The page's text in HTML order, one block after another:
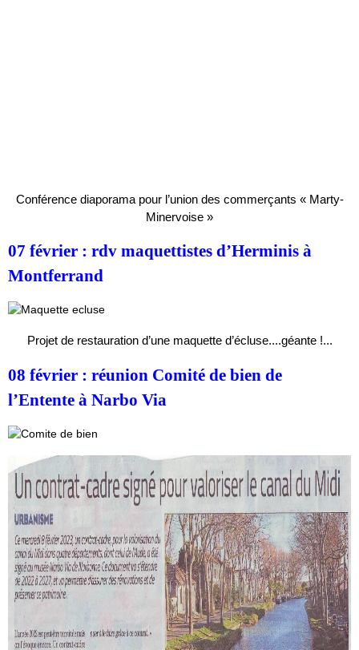
Conférence diaporama pour l’union des commerçants « Marty-
Minervoise »
07 février : rdv maquettistes d’Herminis à
Montferrand
Projet de restauration d’une maquette d’écluse....géante !...
08 février : réunion Comité de bien de
l’Entente à Narbo Via